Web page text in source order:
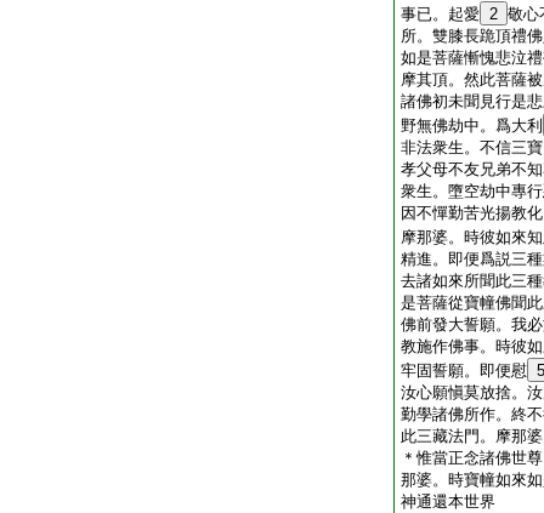
事已。起愛 2 敬心
所。雙膝長跪頂禮
如是菩薩慚愧悲泣
摩其頂。然此菩薩
諸佛初未聞見行是
野無佛劫中。爲大利
非法衆生。不信三
孝父母不友兄弟不
衆生。墮空劫中專
因不憚勤苦光揚教
摩那婆。時彼如來
精進。即便爲説三
去諸如來所聞此三
是菩薩從寶幢佛聞
佛前發大誓願。我
教施作佛事。時彼
牢固誓願。即便慰 5
汝心願愼莫放捨。
勤學諸佛所作。終
此三藏法門。摩那
＊惟當正念諸佛世
那婆。時寶幢如來
神通還本世界